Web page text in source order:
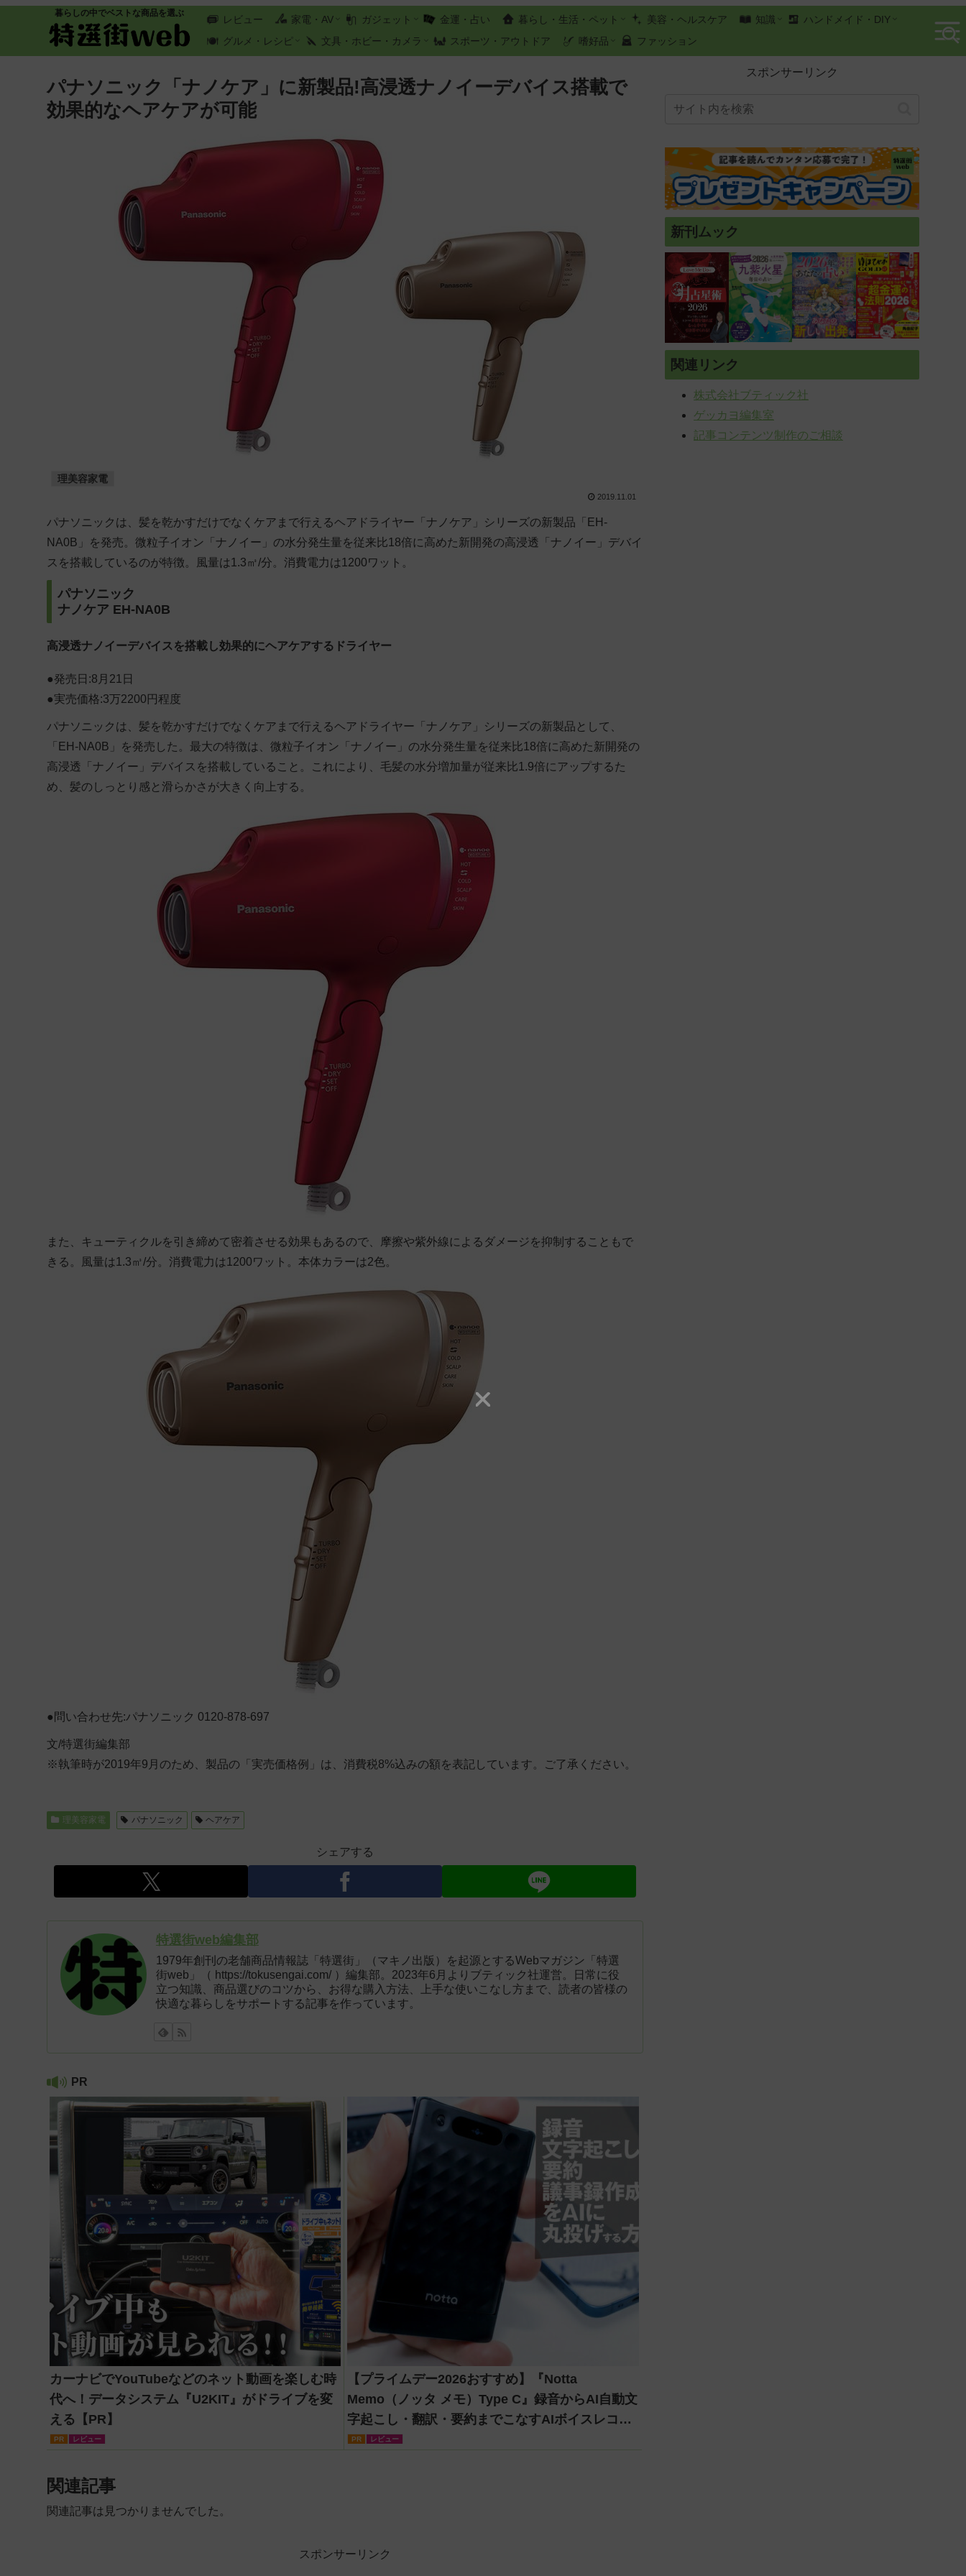
暮らしの中でベストな商品を選ぶ
レビュー 家電・AV ガジェット 金運・占い 暮らし・生活・ペット 美容・ヘルスケア 知識
ハンドメイド・DIY
グルメ・レシピ
文具・ホビー・カメラ スポーツ・アウトドア 嗜好品 ファッション
パナソニック「ナノケア」に新製品!高浸透ナノイーデバイス搭載で
効果的なヘアケアが可能
理美容家電
2019.11.01
パナソニックは、髪を乾かすだけでなくケアまで行えるヘアドライヤー「ナノケア」シリーズの新製品「EH-
NA0B」を発売。微粒子イオン「ナノイー」の水分発生量を従来比18倍に高めた新開発の高浸透「ナノイー」デバイ
スを搭載しているのが特徴。風量は1.3㎥/分。消費電力は1200ワット。
パナソニック
ナノケア EH-NA0B
高浸透ナノイーデバイスを搭載し効果的にヘアケアするドライヤー
●発売日:8月21日
●実売価格:3万2200円程度
パナソニックは、髪を乾かすだけでなくケアまで行えるヘアドライヤー「ナノケア」シリーズの新製品として、
「EH-NA0B」を発売した。最大の特徴は、微粒子イオン「ナノイー」の水分発生量を従来比18倍に高めた新開発の
高浸透「ナノイー」デバイスを搭載していること。これにより、毛髪の水分増加量が従来比1.9倍にアップするた
め、髪のしっとり感と滑らかさが大きく向上する。
また、キューティクルを引き締めて密着させる効果もあるので、摩擦や紫外線によるダメージを抑制することもで
きる。風量は1.3㎥/分。消費電力は1200ワット。本体カラーは2色。
●問い合わせ先:パナソニック 0120-878-697
文/特選街編集部
※執筆時が2019年9月のため、製品の「実売価格例」は、消費税8%込みの額を表記しています。ご了承ください。
理美容家電 パナソニック ヘアケア
シェアする
特選街web編集部
1979年創刊の老舗商品情報誌「特選街」（マキノ出版）を起源とするWebマガジン「特選
街web」（ https://tokusengai.com/ ）編集部。2023年6月よりブティック社運営。日常に役
立つ知識、商品選びのコツから、お得な購入方法、上手な使いこなし方まで、読者の皆様の
快適な暮らしをサポートする記事を作っています。
PR
カーナビでYouTubeなどのネット動画を楽しむ時
代へ！データシステム『U2KIT』がドライブを変
える【PR】
PR レビュー
【プライムデー2026おすすめ】『Notta
Memo（ノッタ メモ）Type C』録音からAI自動文
字起こし・翻訳・要約までこなすAIボイスレコー
ダー！【議事録作成】
PR レビュー
関連記事
関連記事は見つかりませんでした。
スポンサーリンク
スポンサーリンク
新刊ムック
関連リンク
株式会社ブティック社
ゲッカヨ編集室
記事コンテンツ制作のご相談